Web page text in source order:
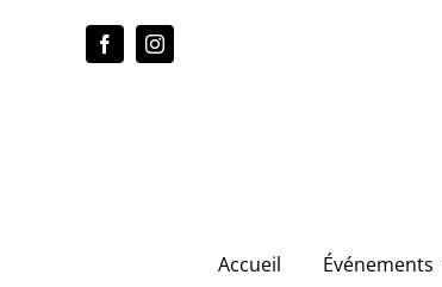
Accueil Événements